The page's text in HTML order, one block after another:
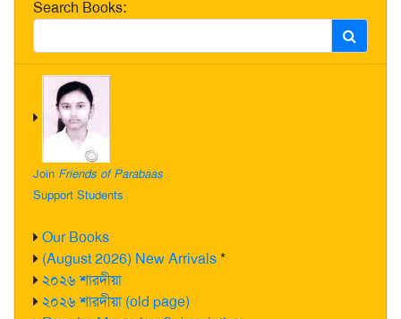
Search Books:
Join Friends of Parabaas
Support Students
Our Books
(August 2026) New Arrivals*
২০২৬ শারদীয়া
২০২৬ শারদীয়া (old page)